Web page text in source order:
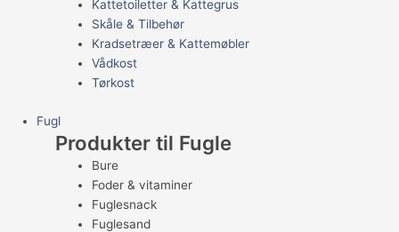
Kattetoiletter & Kattegrus
Skåle & Tilbehør
Kradsetræer & Kattemøbler
Vådkost
Tørkost
Fugl
Produkter til Fugle
Bure
Foder & vitaminer
Fuglesnack
Fuglesand